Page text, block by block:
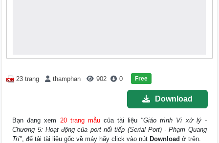
23 trang thamphan 902 0 Free
Download
Bạn đang xem 20 trang mẫucủa tài liệu "Giáo trình Vi xử lý -
Chương 5: Hoạt động của port nối tiếp (Serial Port) - Phạm Quang
Trí", để tải tài liệu gốc về máy hãy click vào nút Download ở trên.